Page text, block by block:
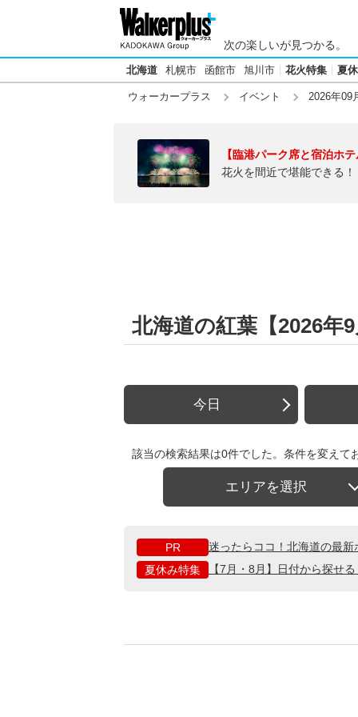
次の楽しいが見つかる。
北海道 札幌市 函館市 旭川市 花火特集 夏
ウォーカープラス イベント 2026年09
【臨港パーク席と宿泊ホ
花火を間近で堪能できる
北海道の紅葉【2026年
今日
該当の検索結果は0件でした。条件を変えて
エリアを選択
PR
迷ったらココ！北海道の最
夏休み特集
【7月・8月】日付から探せ